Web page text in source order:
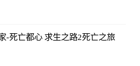
-死亡都心 求生之路2死亡之旅